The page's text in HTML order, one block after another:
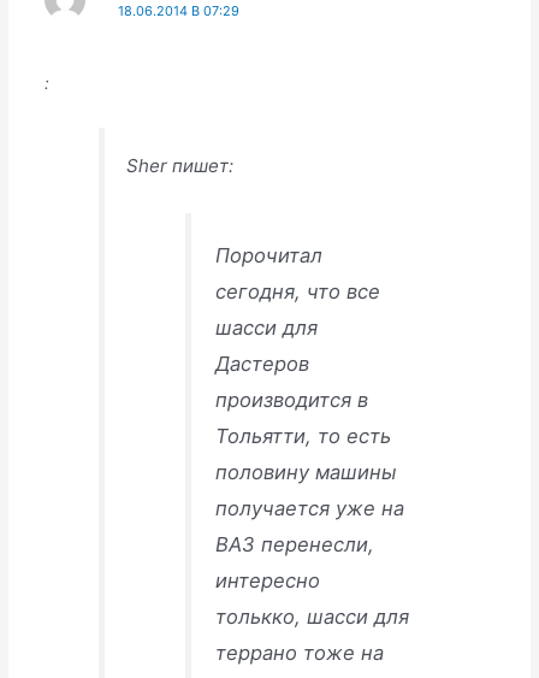
18.06.2014 В 07:29
:
Sher пишет:
Порочитал
сегодня, что все
шасси для
Дастеров
производится в
Тольятти, то есть
половину машины
получается уже на
ВАЗ перенесли,
интересно
толькко, шасси для
террано тоже на